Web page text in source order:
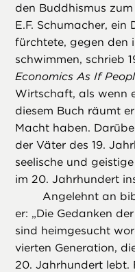
den Buddhismus
E.F. Schumacher, ein
fürchtete, gegen den
schwimmen, schrieb
Economics As If
Wirtschaft, als wenn
diesem Buch räumt
Macht haben.
der Väter des 19.
seelische und
im 20. Jahrhundert
Angelehnt an
er: „Die Gedanken
sind heimgesucht
vierten Generation,
20. Jahrhundert lebt.